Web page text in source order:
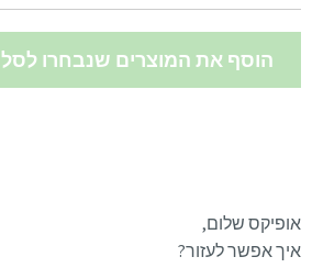
הוסף את המוצרים שנבחרו לסל
אופיקס שלום,
איך אפשר לעזור?